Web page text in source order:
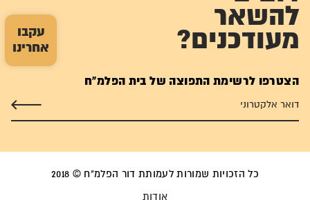
עקבו
אחרינו
להשאר
מעודכנים?
הצטרפו לרשימת התפוצה של בית הפלמ"ח
כל הזכויות שמורות לעמותת דור הפלמ"ח © 2018
אודות